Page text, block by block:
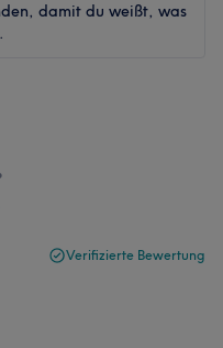
damit du weißt, was
Verifizierte Bewertung